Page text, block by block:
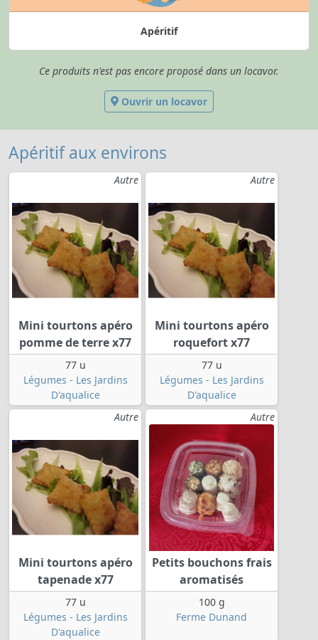
Apéritif
Ce produits n'est pas encore proposé dans un locavor.
Ouvrir un locavor
Apéritif aux environs
Autre
Mini tourtons apéro
pomme de terre x77
77 u
Légumes - Les Jardins
D'aqualice
Autre
Mini tourtons apéro
roquefort x77
77 u
Légumes - Les Jardins
D'aqualice
Autre
Mini tourtons apéro
tapenade x77
77 u
Légumes - Les Jardins
D'aqualice
Autre
Petits bouchons frais
aromatisés
100 g
Ferme Dunand